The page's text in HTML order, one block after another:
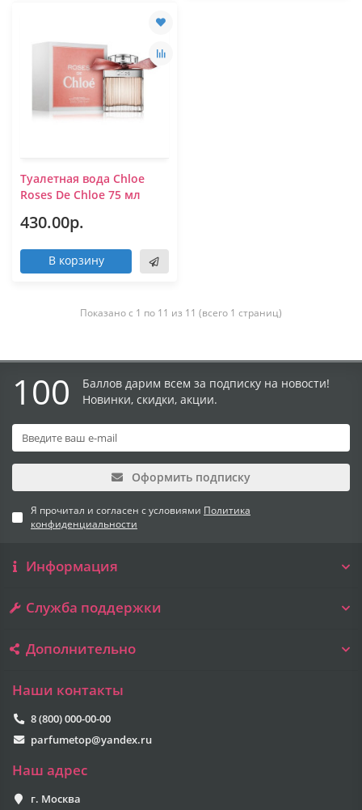
Туалетная вода Chloe
Roses De Chloe 75 мл
430.00р.
В корзину
Показано с 1 по 11 из 11 (всего 1 страниц)
100
Баллов дарим всем за подписку на новости!
Новинки, скидки, акции.
Оформить подписку
Я прочитал и согласен с условиями Политика
конфиденциальности
Информация
Служба поддержки
Дополнительно
Наши контакты
8 (800) 000-00-00
parfumetop@yandex.ru
Наш адрес
г. Москва